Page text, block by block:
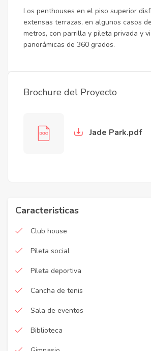
Los penthouses en el piso superior
extensas terrazas, en algunos casos
metros, con parrilla y pileta privada y
panorámicas de 360 grados.
Brochure del Proyecto
Jade Park.pdf
Caracteristicas
Club house
Pileta social
Pileta deportiva
Cancha de tenis
Sala de eventos
Biblioteca